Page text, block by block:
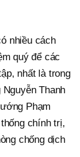
nhiều cách
quý để các
nhất là trong
Thanh
Phạm
chính trị,
chống dịch